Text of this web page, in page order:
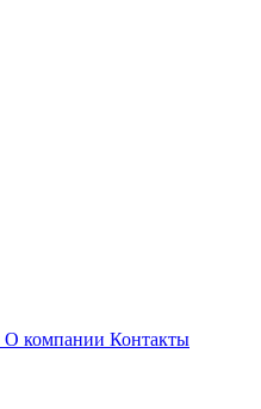
О компании Контакты